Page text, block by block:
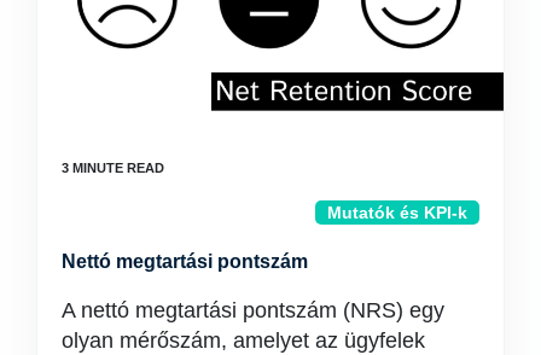
Mutatók és KPI-k
Nettó megtartási pontszám
A nettó megtartási pontszám (NRS) egy
olyan mérőszám, amelyet az ügyfelek